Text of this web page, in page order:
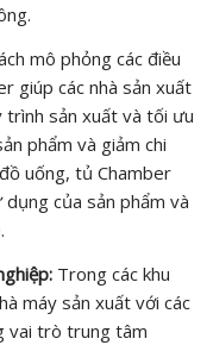
mô phỏng các điều
giúp các nhà sản xuất
trình sản xuất và tối ưu
phẩm và giảm chi
uống, tủ Chamber
của sản phẩm và
Trong các khu
máy sản xuất với các
vai trò trung tâm